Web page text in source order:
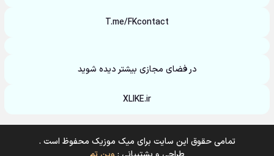
T.me/FKcontact
در فضای مجازی بیشتر دیده شوید
XLIKE.ir
تمامی حقوق این سایت برای میک موزیک محفوظ است .